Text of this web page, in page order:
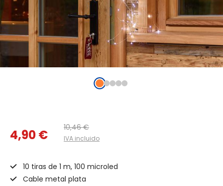
4,90 € 10,46 €
IVA incluido
10 tiras de 1 m, 100 microled
Cable metal plata